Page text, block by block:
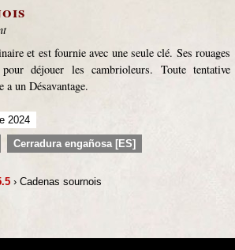
et est fournie avec une seule clé. Ses rouages
pour déjouer les cambrioleurs. Toute tentative
a un Désavantage.
2024
Cerradura engañosa [ES]
› Cadenas sournois